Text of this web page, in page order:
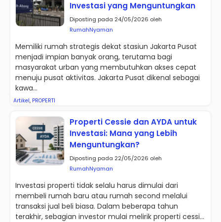
Investasi yang Menguntungkan
Diposting pada 24/05/2026 oleh
RumahNyaman
Memiliki rumah strategis dekat stasiun Jakarta Pusat
menjadi impian banyak orang, terutama bagi
masyarakat urban yang membutuhkan akses cepat
menuju pusat aktivitas. Jakarta Pusat dikenal sebagai
kawa...
Artikel, PROPERTI
Properti Cessie dan AYDA untuk
Investasi: Mana yang Lebih
Menguntungkan?
Diposting pada 22/05/2026 oleh
RumahNyaman
Investasi properti tidak selalu harus dimulai dari
membeli rumah baru atau rumah second melalui
transaksi jual beli biasa. Dalam beberapa tahun
terakhir, sebagian investor mulai melirik properti cessi...